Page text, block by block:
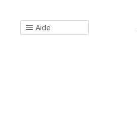
Aide